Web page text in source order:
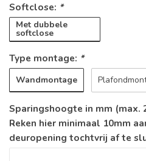
Softclose: *
Met dubbele
softclose
Type montage: *
Wandmontage
Sparingshoogte in mm (max.
Reken hier minimaal 10mm
deuropening tochtvrij af te